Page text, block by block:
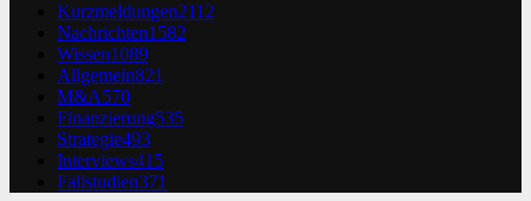
Kurzmeldungen2112
Nachrichten1582
Wissen1089
Allgemein821
M&A570
Finanzierung535
Strategie493
Interviews415
Fallstudien371